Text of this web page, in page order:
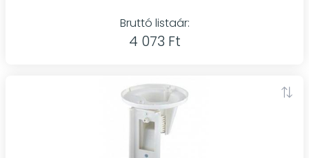
Bruttó listaár:
4 073 Ft